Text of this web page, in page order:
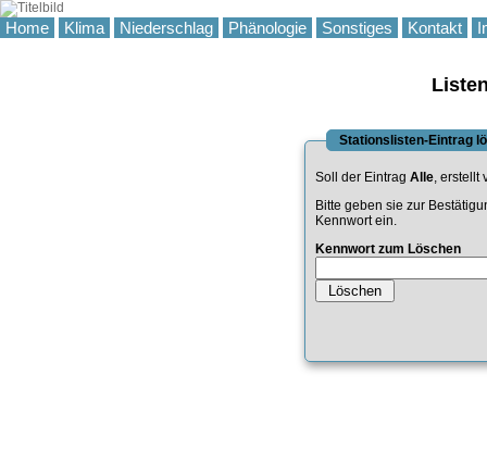
Home Klima Niederschlag Phänologie Sonstiges Kontakt
Stationslisten-Eintrag
Soll der Eintrag Alle, erstellt
Bitte geben sie zur
Kennwort ein.
Kennwort zum Löschen